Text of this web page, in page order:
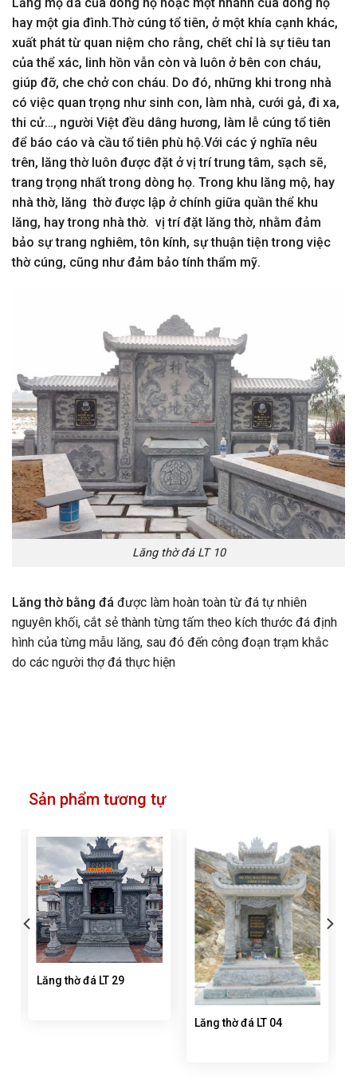
hay một gia đình.Thờ cúng tổ tiên, ở một khía cạnh khác,
xuất phát từ quan niệm cho rằng, chết chỉ là sự tiêu tan
của thể xác, linh hồn vẫn còn và luôn ở bên con cháu,
giúp đỡ, che chở con cháu. Do đó, những khi trong nhà
có việc quan trọng như sinh con, làm nhà, cưới gả, đi xa,
thi cử…, người Việt đều dâng hương, làm lễ cúng tổ tiên
để báo cáo và cầu tổ tiên phù hộ.Với các ý nghĩa nêu
trên, lăng thờ luôn được đặt ở vị trí trung tâm, sạch sẽ,
trang trọng nhất trong dòng họ. Trong khu lăng mộ, hay
nhà thờ, lăng thờ được lập ở chính giữa quần thể khu
lăng, hay trong nhà thờ. vị trí đặt lăng thờ, nhằm đảm
bảo sự trang nghiêm, tôn kính, sự thuận tiện trong việc
thờ cúng, cũng như đảm bảo tính thẩm mỹ.
Lăng thờ đá LT 10
Lăng thờ bằng đá được làm hoàn toàn từ đá tự nhiên
nguyên khối, cắt sẻ thành từng tấm theo kích thước đá định
hình của từng mẫu lăng, sau đó đến công đoạn trạm khắc
do các người thợ đá thực hiện
Sản phẩm tương tự
Lăng thờ đá LT 29
Lăng thờ đá LT 04